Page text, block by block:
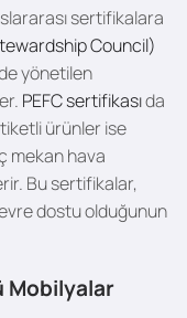
sertifikalara
Council)
yönetilen
PEFC sertifikasıda
ürünler ise
mekan hava
Bu sertifikalar,
dostu olduğunun
Mobilyalar